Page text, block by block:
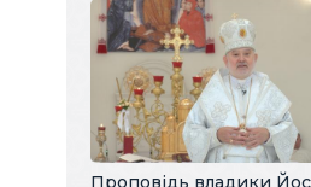
Проповідь владики